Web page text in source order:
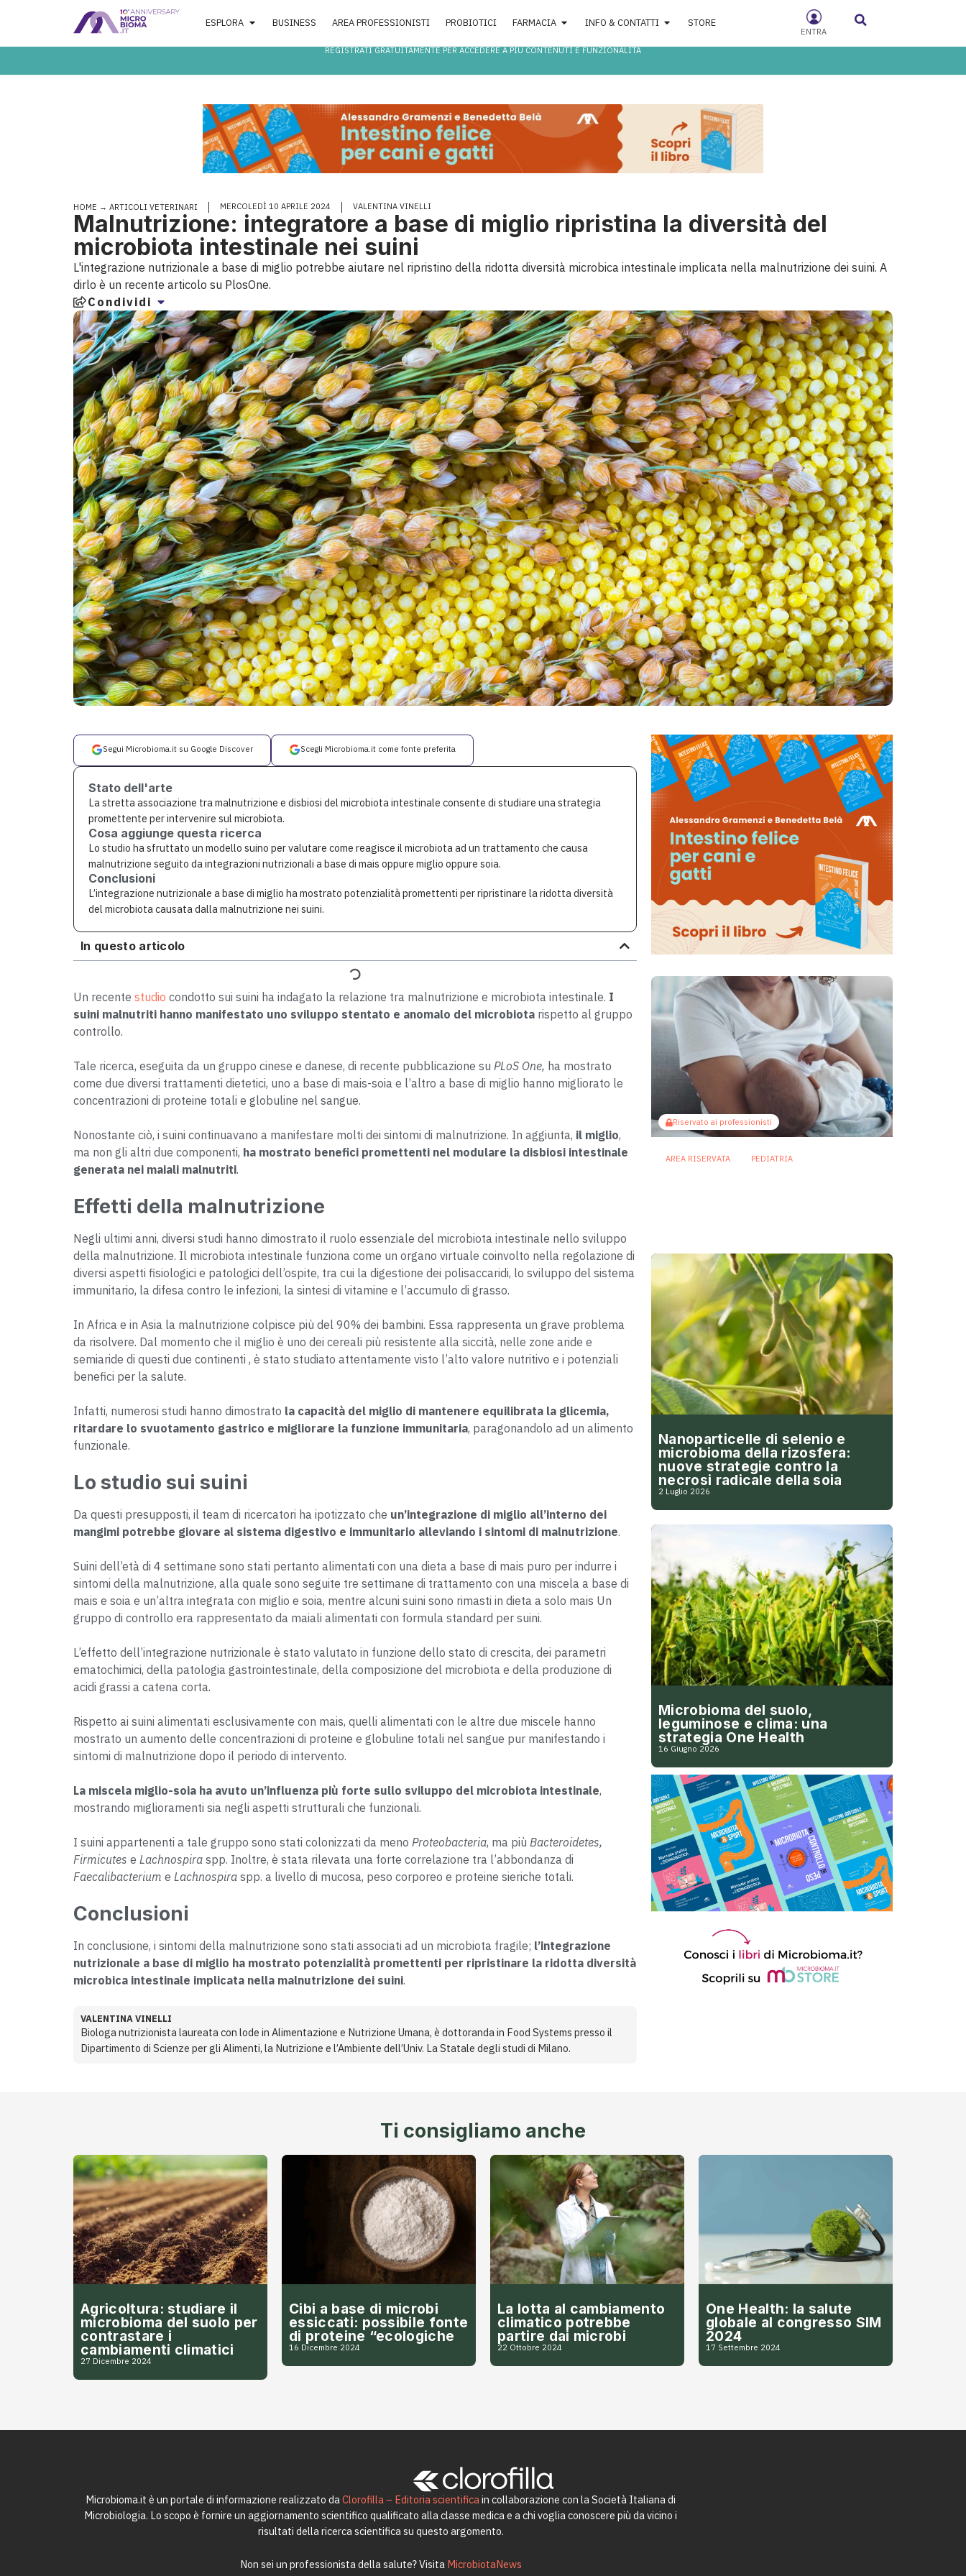
ESPLORA BUSINESS AREA PROFESSIONISTI PROBIOTICI FARMACIA INFO & CONTATTI STORE
ENTRA
REGISTRATI GRATUITAMENTE PER ACCEDERE A PIÙ CONTENUTI E FUNZIONALITÀ
HOME → ARTICOLI VETERINARI MERCOLEDÌ 10 APRILE 2024 VALENTINA VINELLI
Malnutrizione: integratore a base di miglio ripristina la diversità del
microbiota intestinale nei suini
L'integrazione nutrizionale a base di miglio potrebbe aiutare nel ripristino della ridotta diversità microbica intestinale implicata nella malnutrizione dei suini. A
dirlo è un recente articolo su PlosOne.
Condividi
Segui Microbioma.it su Google Discover Scegli Microbioma.it come fonte preferita
Stato dell'arte
La stretta associazione tra malnutrizione e disbiosi del microbiota intestinale consente di studiare una strategia
promettente per intervenire sul microbiota.
Cosa aggiunge questa ricerca
Lo studio ha sfruttato un modello suino per valutare come reagisce il microbiota ad un trattamento che causa
malnutrizione seguito da integrazioni nutrizionali a base di mais oppure miglio oppure soia.
Conclusioni
L’integrazione nutrizionale a base di miglio ha mostrato potenzialità promettenti per ripristinare la ridotta diversità
del microbiota causata dalla malnutrizione nei suini.
In questo articolo
Un recente studio condotto sui suini ha indagato la relazione tra malnutrizione e microbiota intestinale. I
suini malnutriti hanno manifestato uno sviluppo stentato e anomalo del microbiota rispetto al gruppo
controllo.
Tale ricerca, eseguita da un gruppo cinese e danese, di recente pubblicazione su PLoS One, ha mostrato
come due diversi trattamenti dietetici, uno a base di mais-soia e l’altro a base di miglio hanno migliorato le
concentrazioni di proteine ​​totali e globuline nel sangue.
Nonostante ciò, i suini continuavano a manifestare molti dei sintomi di malnutrizione. In aggiunta, il miglio,
ma non gli altri due componenti, ha mostrato benefici promettenti nel modulare la disbiosi intestinale
generata nei maiali malnutriti.
Effetti della malnutrizione
Negli ultimi anni, diversi studi hanno dimostrato il ruolo essenziale del microbiota intestinale nello sviluppo
della malnutrizione. Il microbiota intestinale funziona come un organo virtuale coinvolto nella regolazione di
diversi aspetti fisiologici e patologici dell’ospite, tra cui la digestione dei polisaccaridi, lo sviluppo del sistema
immunitario, la difesa contro le infezioni, la sintesi di vitamine e l’accumulo di grasso.
In Africa e in Asia la malnutrizione colpisce più del 90% dei bambini. Essa rappresenta un grave problema
da risolvere. Dal momento che il miglio è uno dei cereali più resistente alla siccità, nelle zone aride e
semiaride di questi due continenti , è stato studiato attentamente visto l’alto valore nutritivo e i potenziali
benefici per la salute.
Infatti, numerosi studi hanno dimostrato la capacità del miglio di mantenere equilibrata la glicemia,
ritardare lo svuotamento gastrico e migliorare la funzione immunitaria, paragonandolo ad un alimento
funzionale.
Lo studio sui suini
Da questi presupposti, il team di ricercatori ha ipotizzato che un’integrazione di miglio all’interno dei
mangimi potrebbe giovare al sistema digestivo e immunitario alleviando i sintomi di malnutrizione.
Suini dell’età di 4 settimane sono stati pertanto alimentati con una dieta a base di mais puro per indurre i
sintomi della malnutrizione, alla quale sono seguite tre settimane di trattamento con una miscela a base di
mais e soia e un’altra integrata con miglio e soia, mentre alcuni suini sono rimasti in dieta a solo mais Un
gruppo di controllo era rappresentato da maiali alimentati con formula standard per suini.
L’effetto dell’integrazione nutrizionale è stato valutato in funzione dello stato di crescita, dei parametri
ematochimici, della patologia gastrointestinale, della composizione del microbiota e della produzione di
acidi grassi a catena corta.
Rispetto ai suini alimentati esclusivamente con mais, quelli alimentati con le altre due miscele hanno
mostrato un aumento delle concentrazioni di proteine e globuline totali nel sangue pur manifestando i
sintomi di malnutrizione dopo il periodo di intervento.
La miscela miglio-soia ha avuto un’influenza più forte sullo sviluppo del microbiota intestinale,
mostrando miglioramenti sia negli aspetti strutturali che funzionali.
I suini appartenenti a tale gruppo sono stati colonizzati da meno Proteobacteria, ma più Bacteroidetes,
Firmicutes e Lachnospira spp. Inoltre, è stata rilevata una forte correlazione tra l’abbondanza di
Faecalibacterium e Lachnospira spp. a livello di mucosa, peso corporeo e proteine ​​sieriche totali.
Conclusioni
In conclusione, i sintomi della malnutrizione sono stati associati ad un microbiota fragile; l’integrazione
nutrizionale a base di miglio ha mostrato potenzialità promettenti per ripristinare la ridotta diversità
microbica intestinale implicata nella malnutrizione dei suini.
VALENTINA VINELLI
Biologa nutrizionista laureata con lode in Alimentazione e Nutrizione Umana, è dottoranda in Food Systems presso il
Dipartimento di Scienze per gli Alimenti, la Nutrizione e l’Ambiente dell’Univ. La Statale degli studi di Milano.
Riservato ai professionisti
AREA RISERVATA PEDIATRIA
Nanoparticelle di selenio e
microbioma della rizosfera:
nuove strategie contro la
necrosi radicale della soia
2 Luglio 2026
Microbioma del suolo,
leguminose e clima: una
strategia One Health
16 Giugno 2026
Ti consigliamo anche
Agricoltura: studiare il
microbioma del suolo per
contrastare i
cambiamenti climatici
27 Dicembre 2024
Cibi a base di microbi
essiccati: possibile fonte
di proteine “ecologiche
16 Dicembre 2024
La lotta al cambiamento
climatico potrebbe
partire dai microbi
22 Ottobre 2024
One Health: la salute
globale al congresso SIM
2024
17 Settembre 2024
Microbioma.it è un portale di informazione realizzato daClorofilla – Editoria scientificain collaborazione con la Società Italiana di
Microbiologia. Lo scopo è fornire un aggiornamento scientifico qualificato alla classe medica e a chi voglia conoscere più da vicino i
risultati della ricerca scientifica su questo argomento.
Non sei un professionista della salute? Visita MicrobiotaNews